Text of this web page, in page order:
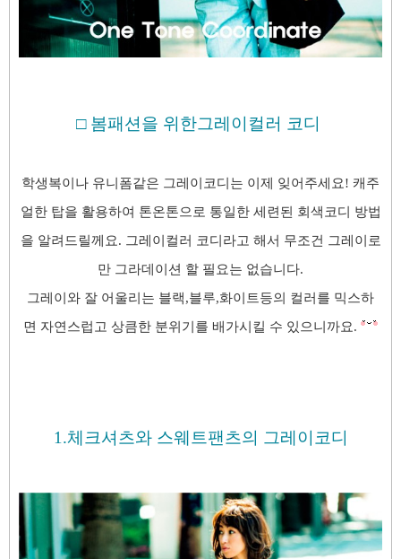
□ 봄패션을 위한그레이컬러 코디
학생복이나 유니폼같은 그레이코디는 이제 잊어주세요! 캐주
얼한 탑을 활용하여 톤온톤으로 통일한 세련된 회색코디 방법
을 알려드릴께요. 그레이컬러 코디라고 해서 무조건 그레이로
만 그라데이션 할 필요는 없습니다.
그레이와 잘 어울리는 블랙,블루,화이트등의 컬러를 믹스하
면 자연스럽고 상큼한 분위기를 배가시킬 수 있으니까요.
1.체크셔츠와 스웨트팬츠의 그레이코디